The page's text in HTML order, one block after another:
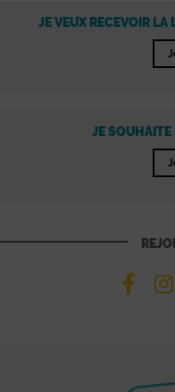
JE VEUX RECEVOIR
JE SOUHAITE